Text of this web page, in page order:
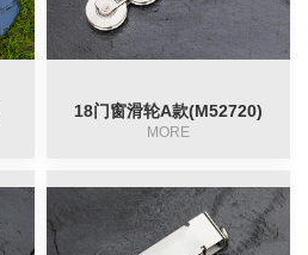
18门窗滑轮A款(M52720)
MORE